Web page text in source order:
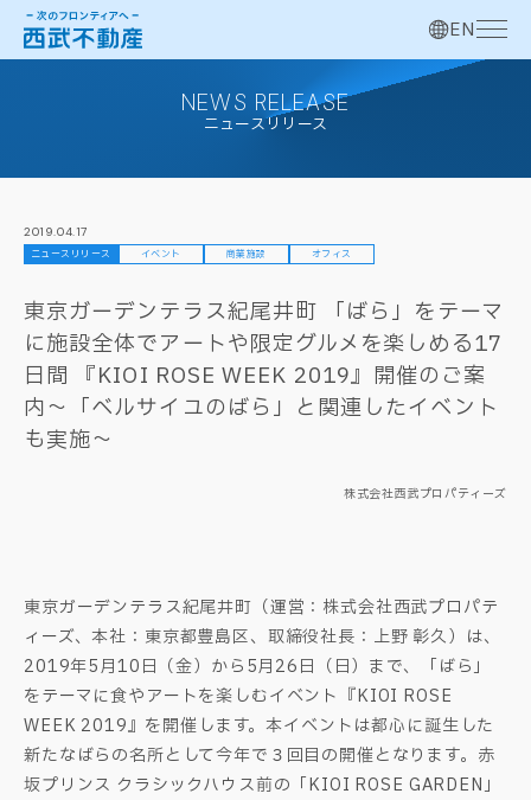
EN
NEWS RELEASE
ニュースリリース
2019.04.17
ニュースリリース イベント 商業施設 オフィス
東京ガーデンテラス紀尾井町 「ばら」をテーマ
に施設全体でアートや限定グルメを楽しめる17
日間 『KIOI ROSE WEEK 2019』開催のご案
内～「ベルサイユのばら」と関連したイベント
も実施～
株式会社西武プロパティーズ
東京ガーデンテラス紀尾井町（運営：株式会社西武プロパテ
ィーズ、本社：東京都豊島区、取締役社長：上野 彰久）は、
2019年5月10日（金）から5月26日（日）まで、「ばら」
をテーマに食やアートを楽しむイベント『KIOI ROSE
WEEK 2019』を開催します。本イベントは都心に誕生した
新たなばらの名所として今年で３回目の開催となります。赤
坂プリンス クラシックハウス前の「KIOI ROSE GARDEN」